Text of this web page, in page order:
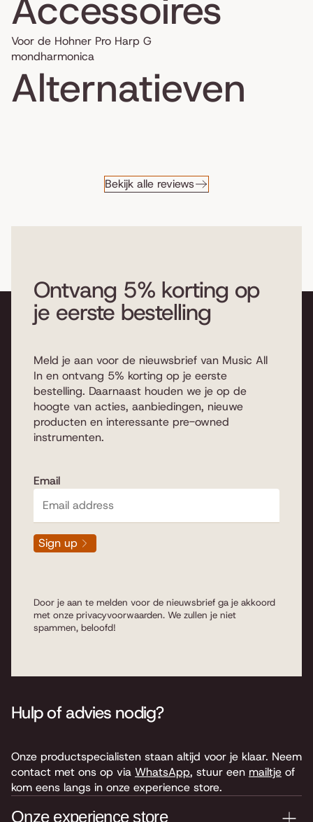
Voor de Hohner Pro Harp G
mondharmonica
Alternatieven
Bekijk alle reviews
Ontvang 5% korting op
je eerste bestelling
Meld je aan voor de nieuwsbrief van Music All
In en ontvang 5% korting op je eerste
bestelling. Daarnaast houden we je op de
hoogte van acties, aanbiedingen, nieuwe
producten en interessante pre-owned
instrumenten.
Email
Sign up
Door je aan te melden voor de nieuwsbrief ga je akkoord
met onze privacyvoorwaarden. We zullen je niet
spammen, beloofd!
Hulp of advies nodig?
Onze productspecialisten staan altijd voor je klaar. Neem
contact met ons op via WhatsApp, stuur een mailtje of
kom eens langs in onze experience store.
Onze experience store